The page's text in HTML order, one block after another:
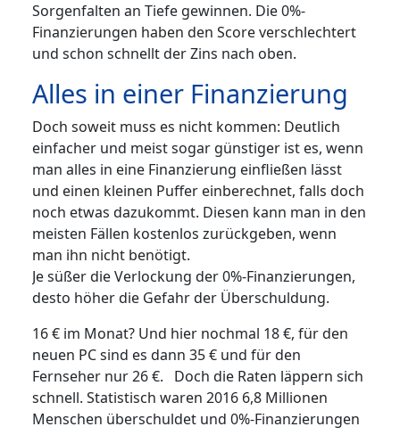
Sorgenfalten an Tiefe gewinnen. Die 0%-
Finanzierungen haben den Score verschlechtert
und schon schnellt der Zins nach oben.
Alles in einer Finanzierung
Doch soweit muss es nicht kommen: Deutlich
einfacher und meist sogar günstiger ist es, wenn
man alles in eine Finanzierung einfließen lässt
und einen kleinen Puffer einberechnet, falls doch
noch etwas dazukommt. Diesen kann man in den
meisten Fällen kostenlos zurückgeben, wenn
man ihn nicht benötigt.
Je süßer die Verlockung der 0%-Finanzierungen,
desto höher die Gefahr der Überschuldung.
16 € im Monat? Und hier nochmal 18 €, für den
neuen PC sind es dann 35 € und für den
Fernseher nur 26 €. Doch die Raten läppern sich
schnell. Statistisch waren 2016 6,8 Millionen
Menschen überschuldet und 0%-Finanzierungen